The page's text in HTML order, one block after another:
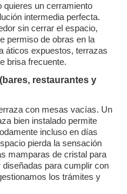
quieres un cerramiento
intermedia perfecta.
sin cerrar el espacio,
permiso de obras en la
áticos expuestos, terrazas
brisa frecuente.
restaurantes y
con mesas vacías. Un
bien instalado permite
incluso en días
pierda la sensación
mamparas de cristal para
para cumplir con
los trámites y